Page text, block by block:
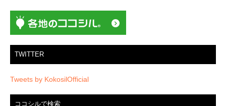
ン
TWITTER
Tweets by KokosilOfficial
ココシルで検索